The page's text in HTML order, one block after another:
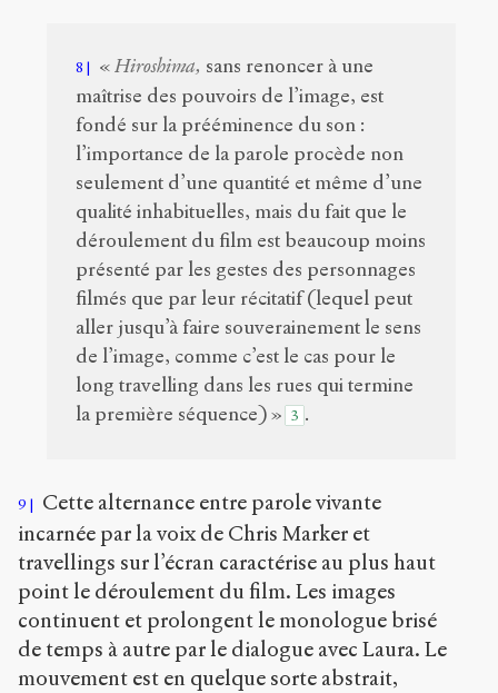
8 «Hiroshima, sans renoncer à une
maîtrise des pouvoirs de l’image, est
fondé sur la prééminence du son :
l’importance de la parole procède non
seulement d’une quantité et même d’une
qualité inhabituelles, mais du fait que le
déroulement du film est beaucoup moins
présenté par les gestes des personnages
filmés que par leur récitatif (lequel peut
aller jusqu’à faire souverainement le sens
de l’image, comme c’est le cas pour le
long travelling dans les rues qui termine
la première séquence) » 3 .
9
Cette alternance entre parole vivante
incarnée par la voix de Chris Marker et
travellings sur l’écran caractérise au plus haut
point le déroulement du film. Les images
continuent et prolongent le monologue brisé
de temps à autre par le dialogue avec Laura. Le
mouvement est en quelque sorte abstrait,